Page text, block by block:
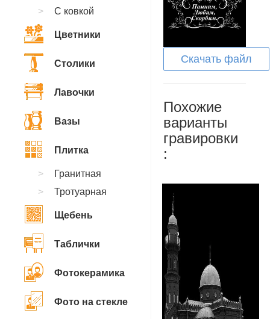
Скачать файл
Похожие
варианты
гравировки
:
С ковкой
Цветники
Столики
Лавочки
Вазы
Плитка
Гранитная
Тротуарная
Щебень
Таблички
Фотокерамика
Фото на стекле